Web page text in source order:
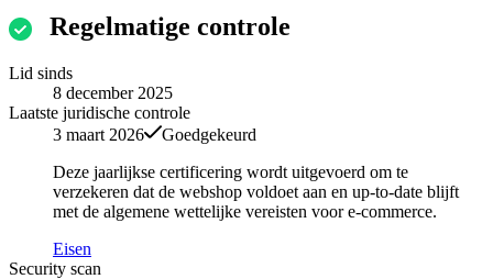
Regelmatige controle
Lid sinds
8 december 2025
Laatste juridische controle
3 maart 2026
Goedgekeurd
Deze jaarlijkse certificering wordt uitgevoerd om te
verzekeren dat de webshop voldoet aan en up-to-date blijft
met de algemene wettelijke vereisten voor e-commerce.
Eisen
Security scan